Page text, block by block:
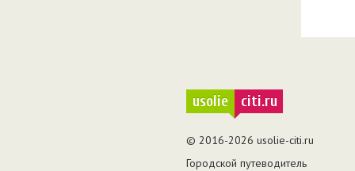
usolie citi.ru
© 2016-2026 usolie-citi.ru
Городской путеводитель